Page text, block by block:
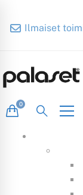
Ilmaiset